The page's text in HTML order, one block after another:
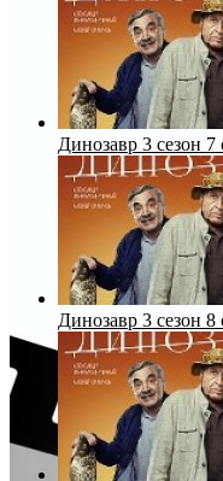
Динозавр 3 сезон 7
Динозавр 3 сезон 8